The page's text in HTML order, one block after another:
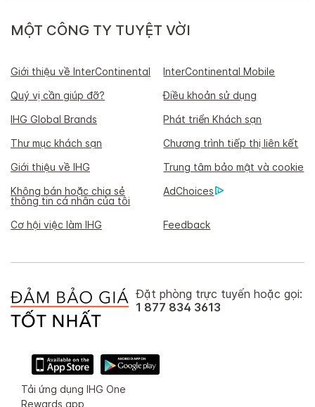
MỘT CÔNG TY TUYỆT VỜI
Giới thiệu về InterContinental
InterContinental Mobile
Quý vị cần giúp đỡ?
Điều khoản sử dụng
IHG Global Brands
Phát triển Khách sạn
Thư mục khách sạn
Chương trình tiếp thị liên kết
Giới thiệu về IHG
Trung tâm bảo mật và cookie
Không bán hoặc chia sẻ
thông tin cá nhân của tôi
AdChoices
Cơ hội việc làm IHG Feedback
Đặt phòng trực tuyến hoặc gọi:
1 877 834 3613
Tải ứng dụng IHG One
Rewards app